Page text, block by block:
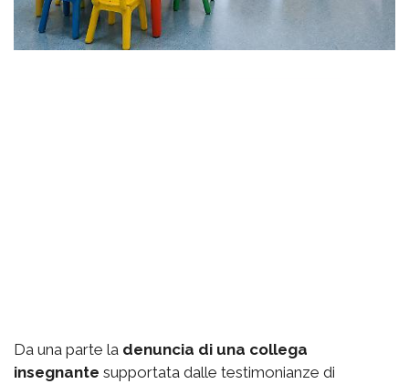
Da una parte la denuncia di una collega
insegnante supportata dalle testimonianze di